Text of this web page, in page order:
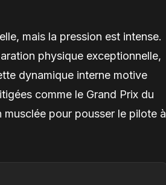
mais la pression est intense.
physique exceptionnelle,
dynamique interne motive
comme le Grand Prix du
pour pousser le pilote à